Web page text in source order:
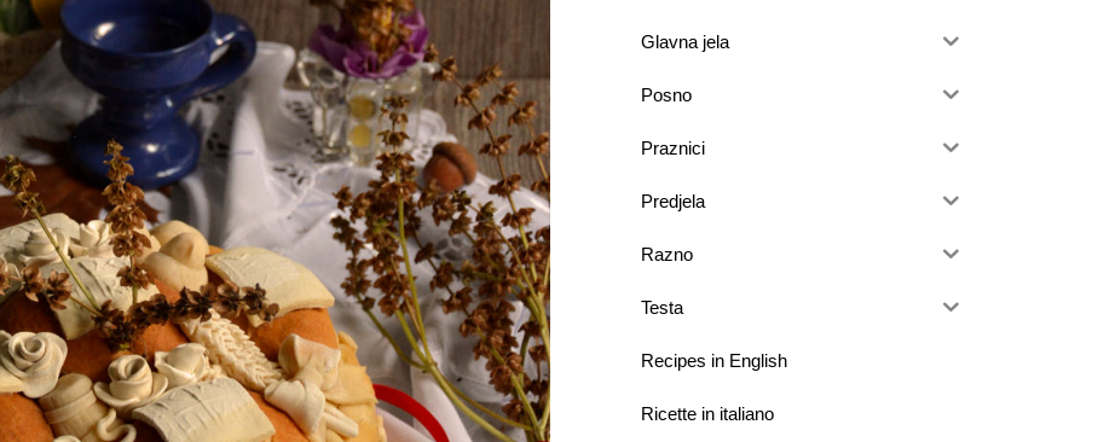
Glavna jela
Posno
Praznici
Predjela
Razno
Testa
Recipes in English
Ricette in italiano